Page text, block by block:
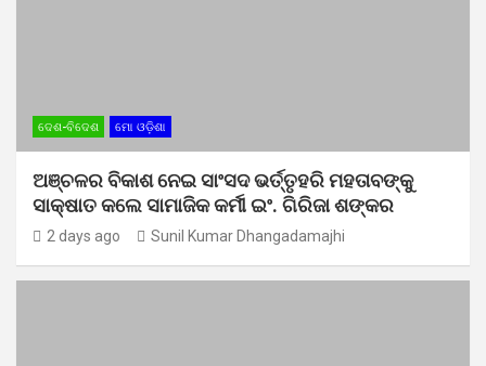
ଦେଶ-ବିଦେଶ ମୋ ଓଡ଼ିଶା
ଅଞ୍ଚଳର ବିକାଶ ନେଇ ସାଂସଦ ଭର୍ତ୍ତୃହରି ମହତାବଙ୍କୁ
ସାକ୍ଷାତ କଲେ ସାମାଜିକ କର୍ମୀ ଇଂ. ଗିରିଜା ଶଙ୍କର
2 days ago Sunil Kumar Dhangadamajhi